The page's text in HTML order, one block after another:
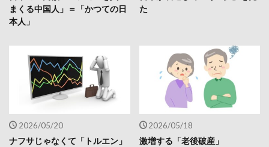
まくる中国人」＝「かつての日
本人」
た
2026/05/20
ナフサじゃなくて「トルエン」
2026/05/18
激増する「老後破産」